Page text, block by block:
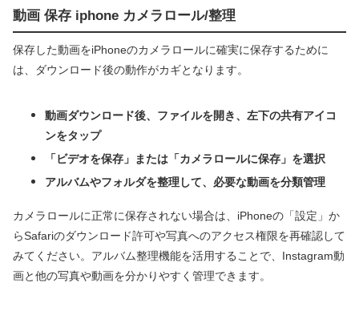
動画 保存 iphone カメラロール/整理
保存した動画をiPhoneのカメラロールに確実に保存するために
は、ダウンロード後の動作がカギとなります。
動画ダウンロード後、ファイルを開き、左下の共有アイコ
ンをタップ
「ビデオを保存」または「カメラロールに保存」を選択
アルバムやフォルダを整理して、必要な動画を分類管理
カメラロールに正常に保存されない場合は、iPhoneの「設定」か
らSafariのダウンロード許可や写真へのアクセス権限を再確認して
みてください。アルバム整理機能を活用することで、Instagram動
画と他の写真や動画を分かりやすく管理できます。